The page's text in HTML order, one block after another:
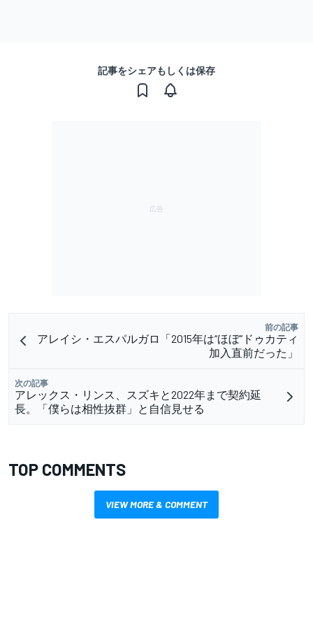
記事をシェアもしくは保存
前の記事
アレイシ・エスパルガロ「2015年は“ほぼ”ドゥカティ
加入直前だった」
次の記事
アレックス・リンス、スズキと2022年まで契約延
長。「僕らは相性抜群」と自信見せる
TOP COMMENTS
VIEW MORE & COMMENT